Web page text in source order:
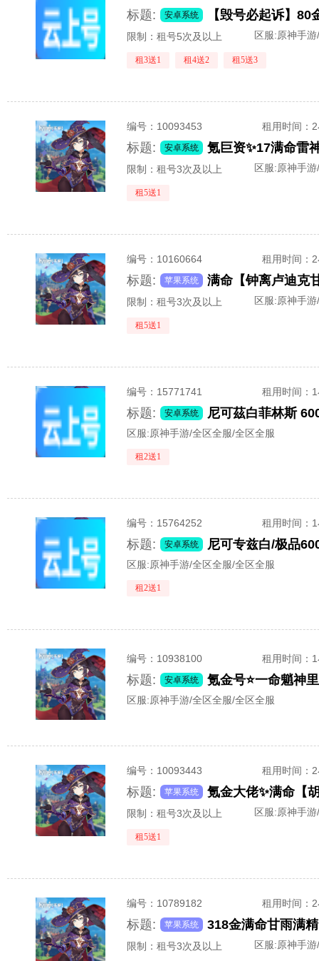
标题: 安卓系统
限制：租号5次及以上 区服:原神手
租3送1 租4送2 租5送3
编号： 10093453 租用时间 ：
标题: 安卓系统 氪巨资✨17满命雷
限制：租号3次及以上 区服:原神手
租5送1
编号： 10160664 租用时间 ：
标题: 苹果系统 满命【钟离卢迪克
限制：租号3次及以上 区服:原神手
租5送1
编号： 15771741 租用时间 ：
标题: 安卓系统
区服:原神手游/全区全服/全区全服
租2送1
编号： 15764252 租用时间 ：
标题: 安卓系统
区服:原神手游/全区全服/全区全服
租2送1
编号： 10938100 租用时间 ：
标题: 安卓系统 氪金号⭐一命魈神
区服:原神手游/全区全服/全区全服
编号： 10093443 租用时间 ：
标题: 苹果系统 氪金大佬✨满命【
限制：租号3次及以上 区服:原神手
租5送1
编号： 10789182 租用时间 ：
标题: 苹果系统 318金满命甘雨满
限制：租号3次及以上 区服:原神手